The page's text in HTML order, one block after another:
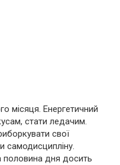
місяця. Енергетичний
стати ледачим.
свої
самодисципліну.
половина дня досить